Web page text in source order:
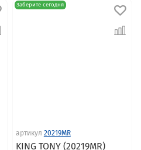
Заберите сегодня
артикул 20219MR
KING TONY (20219MR)